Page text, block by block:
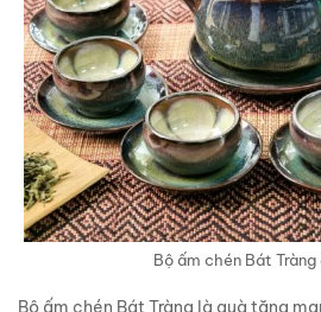
Bộ ấm chén Bát
Bộ ấm chén Bát Tràng là quà tặng